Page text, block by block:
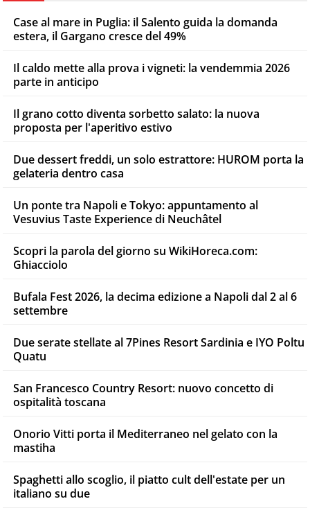
Case al mare in Puglia: il Salento guida la domanda
estera, il Gargano cresce del 49%
Il caldo mette alla prova i vigneti: la vendemmia 2026
parte in anticipo
Il grano cotto diventa sorbetto salato: la nuova
proposta per l'aperitivo estivo
Due dessert freddi, un solo estrattore: HUROM porta la
gelateria dentro casa
Un ponte tra Napoli e Tokyo: appuntamento al
Vesuvius Taste Experience di Neuchâtel
Scopri la parola del giorno su WikiHoreca.com:
Ghiacciolo
Bufala Fest 2026, la decima edizione a Napoli dal 2 al 6
settembre
Due serate stellate al 7Pines Resort Sardinia e IYO Poltu
Quatu
San Francesco Country Resort: nuovo concetto di
ospitalità toscana
Onorio Vitti porta il Mediterraneo nel gelato con la
mastiha
Spaghetti allo scoglio, il piatto cult dell'estate per un
italiano su due